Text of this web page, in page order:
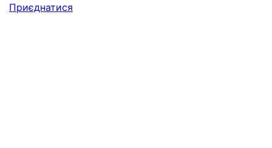
Приєднатися